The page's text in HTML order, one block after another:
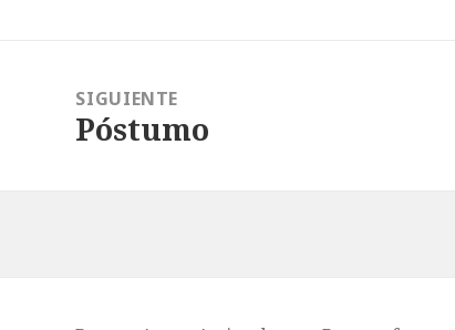
SIGUIENTE
Entrada
Póstumo